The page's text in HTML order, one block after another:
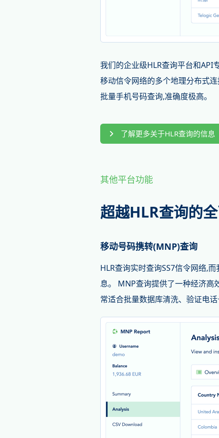
我们的企业级HLR查询平台和API
移动信令网络的多个地理分布式
批量手机号码查询,准确度极高。
了解更多关于HLR查询的信息
其他平台功能
超越HLR查询的
移动号码携转(MNP)查询
HLR查询实时查询SS7信令网络,
息。 MNP查询提供了一种经济高
常适合批量数据库清洗、验证电